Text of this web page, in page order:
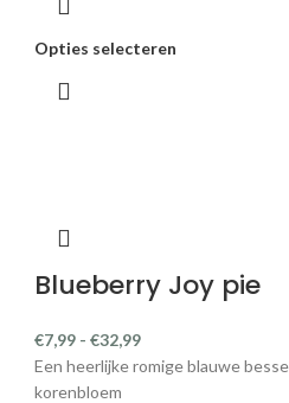
Opties selecteren
Blueberry Joy pie
€7,99 - €32,99
Een heerlijke romige blauwe
korenbloem